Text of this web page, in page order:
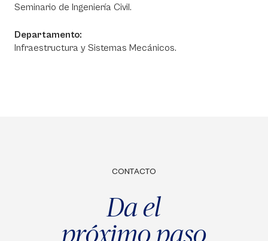
Seminario de Ingeniería Civil.
Departamento:
Infraestructura y Sistemas Mecánicos.
CONTACTO
Da el
próximo paso